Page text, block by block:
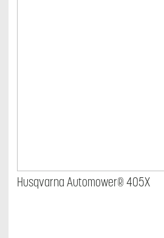
Husqvarna Automower® 405X